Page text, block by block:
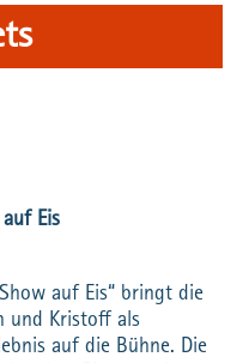
Eis
auf Eis“ bringt die
und Kristoff als
auf die Bühne. Die